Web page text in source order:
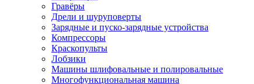
Гравёры
Дрели и шуруповерты
Зарядные и пуско-зарядные устройства
Компрессоры
Краскопульты
Лобзики
Машины шлифовальные и полировальные
Многофункциональная машина